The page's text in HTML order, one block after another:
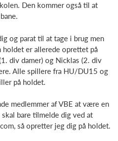
Den kommer også til at
og parat til at tage i brug men
er allerede oprettet på
div damer) og Nicklas (2. div
Alle spillere fra HU/DU15 og
på holdet.
medlemmer af VBE at være en
bare tilmelde dig ved at
så opretter jeg dig på holdet.